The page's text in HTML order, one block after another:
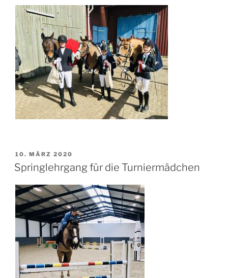
VERÖFFENTLICHT
AM
10. MÄRZ 2020
Springlehrgang für die Turniermädchen